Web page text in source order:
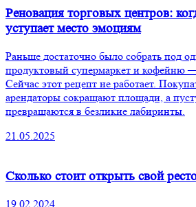
Реновация торговых центров:
уступает место эмоциям
Раньше достаточно было собрать под
продуктовый супермаркет и кофейню
Сейчас этот рецепт не работает.
арендаторы сокращают площади, а
превращаются в безликие лабиринты.
21.05.2025
Сколько стоит открыть свой
19.02.2024